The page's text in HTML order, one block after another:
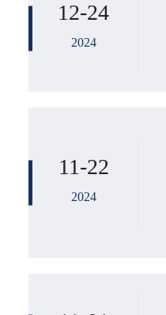
12-24
2024
11-22
2024